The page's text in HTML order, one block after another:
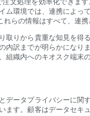
環境では、連携によ
らの情報はすべて、連携
りから貴重な知見を得
訳までが明らかにな
織内へのキオスク端
ータプライバシーに関
す。顧客はデータセキ